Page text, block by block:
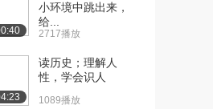
统国家的兴
16:02
统国家的兴
15:54
小环境中跳出来，
给...
2717播放
读历史；理解人
性，学会识人
1089播放